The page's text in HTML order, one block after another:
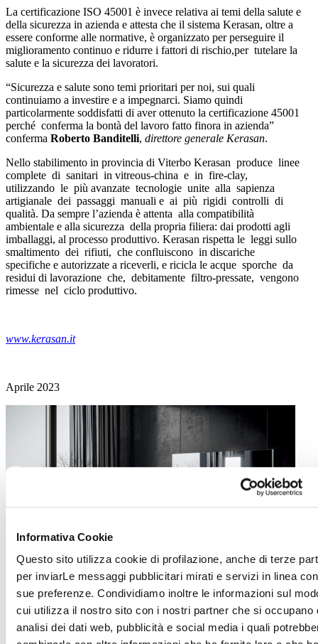
Informativa Cookie
Questo sito utilizza cookie di profilazione, anche di terze
per inviarLe messaggi pubblicitari mirati e servizi in linea
sue preferenze. Condividiamo inoltre le informazioni sul
cui utilizza il nostro sito con i nostri partner che si occupano
analisi dei dati web, pubblicità e social media i quali
La certificazione ISO 45001 è invece relativa ai temi della salute e
della sicurezza in azienda e attesta che il sistema Kerasan, oltre a
essere conforme alle normative, è organizzato per perseguire il
miglioramento continuo e ridurre i fattori di rischio,per tutelare la
salute e la sicurezza dei lavoratori.
“Sicurezza e salute sono temi prioritari per noi, sui quali
continuiamo a investire e a impegnarci. Siamo quindi
particolarmente soddisfatti di aver ottenuto la certificazione 45001
perché conferma la bontà del lavoro fatto finora in azienda”
conferma Roberto Banditelli, direttore generale Kerasan.
Nello stabilimento in provincia di Viterbo Kerasan produce linee
complete di sanitari in vitreous-china e in fire-clay,
utilizzando le più avanzate tecnologie unite alla sapienza
artigianale dei passaggi manuali e ai più rigidi controlli di
qualità. Da sempre l’azienda è attenta alla compatibilità
ambientale e alla sicurezza della propria filiera: dai prodotti agli
imballaggi, al processo produttivo. Kerasan rispetta le leggi sullo
smaltimento dei rifiuti, che confluiscono in discariche
specifiche e autorizzate a riceverli, e ricicla le acque sporche da
residui di lavorazione che, debitamente filtro-pressate, vengono
rimesse nel ciclo produttivo.
www.kerasan.it
Aprile 2023